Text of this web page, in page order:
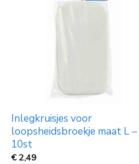
Inlegkruisjes voor
loopsheidsbroekje maat L
10st
€2,49